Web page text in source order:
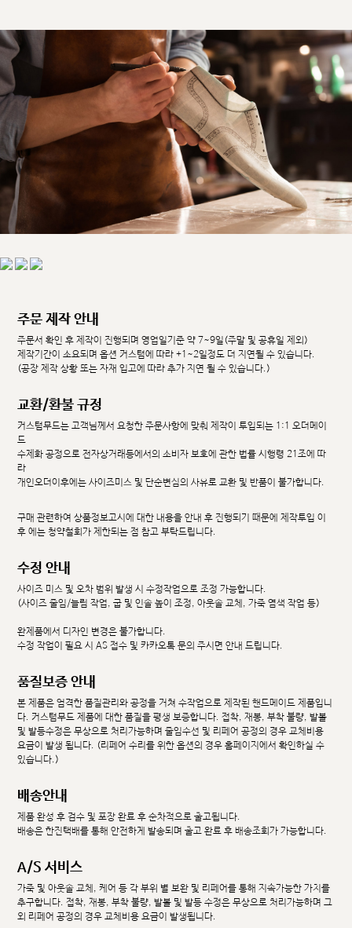
주문 제작 안내
주문서 확인 후 제작이 진행되며 영업일기준 약 7~9일(주말 및 공휴일 제외)
제작기간이 소요되며 옵션 커스텀에 따라 +1~2일정도 더 지연될 수 있습니다.
(공장 제작 상황 또는 자재 입고에 따라 추가 지연 될 수 있습니다.)
교환/환불 규정
커스텀무드는 고객님께서 요청한 주문사항에 맞춰 제작이 투입되는 1:1 오더메이
드
수제화 공정으로 전자상거래등에서의 소비자 보호에 관한 법률 시행령 21조에 따
라
개인오더이후에는 사이즈미스 및 단순변심의 사유로 교환 및 반품이 불가합니다.
구매 관련하여 상품정보고시에 대한 내용을 안내 후 진행되기 때문에 제작투입 이
후 에는 청약철회가 제한되는 점 참고 부탁드립니다.
수정 안내
사이즈 미스 및 오차 범위 발생 시 수정작업으로 조정 가능합니다.
(사이즈 줄임/늘림 작업, 굽 및 인솔 높이 조정, 아웃솔 교체, 가죽 염색 작업 등)
완제품에서 디자인 변경은 불가합니다.
수정 작업이 필요 시 AS 접수 및 카카오톡 문의 주시면 안내 드립니다.
품질보증 안내
본 제품은 엄격한 품질관리와 공정을 거쳐 수작업으로 제작된 핸드메이드 제품입니
다. 커스텀무드 제품에 대한 품질을 평생 보증합니다. 접착, 재봉, 부착 불량, 발볼
및 발등수정은 무상으로 처리가능하며 줄임수선 및 리페어 공정의 경우 교체비용
요금이 발생 됩니다. (리페어 수리를 위한 옵션의 경우 홈페이지에서 확인하실 수
있습니다.)
배송안내
제품 완성 후 검수 및 포장 완료 후 순차적으로 출고됩니다.
배송은 한진택배를 통해 안전하게 발송되며 출고 완료 후 배송조회가 가능합니다.
A/S 서비스
가죽 및 아웃솔 교체, 케어 등 각 부위 별 보완 및 리페어를 통해 지속가능한 가치를
추구합니다. 접착, 재봉, 부착 불량, 발볼 및 발등 수정은 무상으로 처리가능하며 그
외 리페어 공정의 경우 교체비용 요금이 발생됩니다.